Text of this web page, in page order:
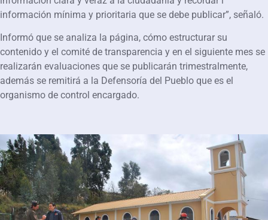
información mínima y prioritaria que se debe publicar”, señaló.
Informó que se analiza la página, cómo estructurar su
contenido y el comité de transparencia y en el siguiente mes se
realizarán evaluaciones que se publicarán trimestralmente,
además se remitirá a la Defensoría del Pueblo que es el
organismo de control encargado.